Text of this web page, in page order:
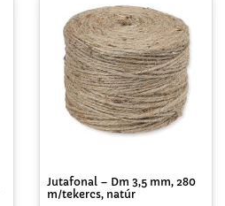
Jutafonal – Dm 3,5 mm, 280
m/tekercs, natúr